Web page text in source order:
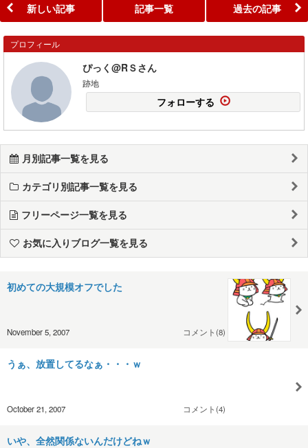
新しい記事 記事一覧 過去の記事
プロフィール
ぴっく@RＳさん
跡地
フォローする
月別記事一覧を見る
カテゴリ別記事一覧を見る
フリーページ一覧を見る
お気に入りブログ一覧を見る
初めての大規模オフでした
November 5, 2007 コメント(8)
うぁ、放置してるなぁ・・・ｗ
October 21, 2007 コメント(4)
いや、全然関係ないんだけどねｗ